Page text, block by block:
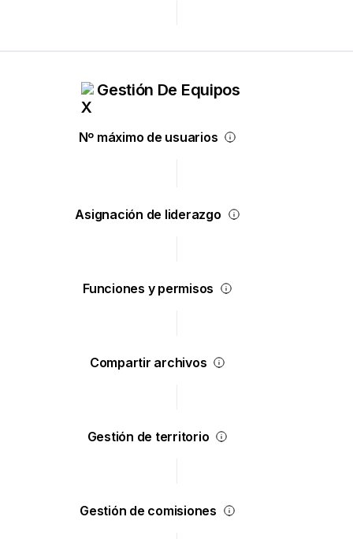
Gestión De Equipos
Nº máximo de usuarios
Asignación de liderazgo
Funciones y permisos
Compartir archivos
Gestión de territorio
Gestión de comisiones